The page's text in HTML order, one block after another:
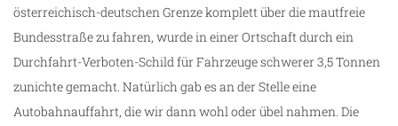
österreichisch-deutschen Grenze komplett über die mautfreie
Bundesstraße zu fahren, wurde in einer Ortschaft durch ein
Durchfahrt-Verboten-Schild für Fahrzeuge schwerer 3,5 Tonnen
zunichte gemacht. Natürlich gab es an der Stelle eine
Autobahnauffahrt, die wir dann wohl oder übel nahmen. Die